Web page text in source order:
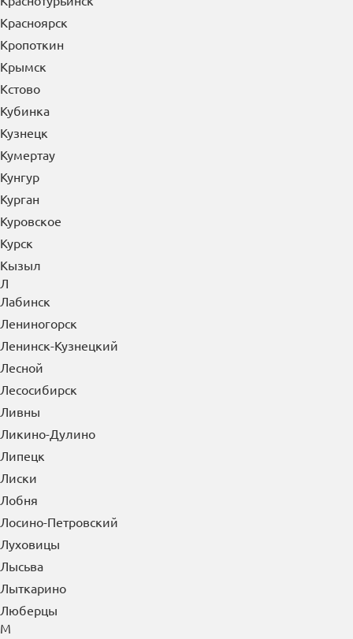
Красноярск
Кропоткин
Крымск
Кстово
Кубинка
Кузнецк
Кумертау
Кунгур
Курган
Куровское
Курск
Кызыл
Л
Лабинск
Лениногорск
Ленинск-Кузнецкий
Лесной
Лесосибирск
Ливны
Ликино-Дулино
Липецк
Лиски
Лобня
Лосино-Петровский
Луховицы
Лысьва
Лыткарино
Люберцы
М